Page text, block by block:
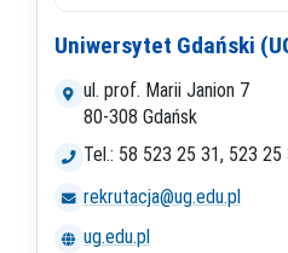
Uniwersytet Gdański
ul. prof. Marii Janion 7
80-308 Gdańsk
Tel.: 58 523 25 31, 523 25
rekrutacja@ug.edu.pl
ug.edu.pl